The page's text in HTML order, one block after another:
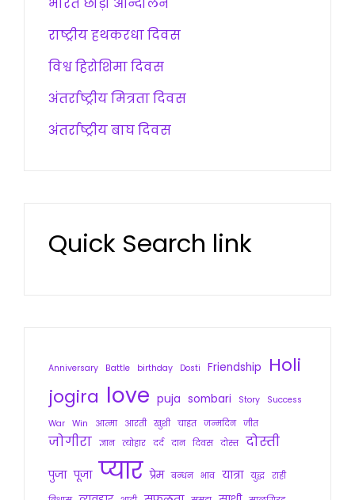
भारत छोड़ो आन्दोलन
राष्ट्रीय हथकरधा दिवस
विश्व हिरोशिमा दिवस
अंतर्राष्ट्रीय मित्रता दिवस
अंतर्राष्ट्रीय बाघ दिवस
Quick Search link
Anniversary Battle birthday Dosti Friendship
Holi
jogira love puja sombari Story
Success
War Win आत्मा आरती खुशी चाहत जन्मदिन जीत
जोगीरा ज्ञान त्योहार दर्द दान दिवस दोस्त दोस्ती
पुजा पूजा प्यार प्रेम बन्धन भाव यात्रा युद्ध राही